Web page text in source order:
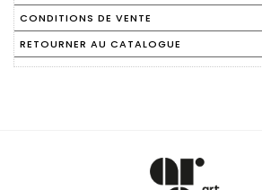
CONDITIONS DE VENTE
RETOURNER AU CATALOGUE